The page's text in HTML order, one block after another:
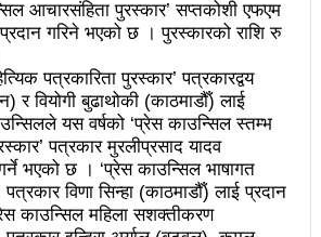
पद छाड्नुपर्ने नैतिक दबाबः समय बुझेर
म्यासेज
जमाना आजकाल
दशरथ चन्दको अनुरोध – प्रेमविनोद नन्दन
आचारसंहिता पुरस्कार’ सप्तकोशी एफएम
गरिने भएको छ । पुरस्कारको राशि रु
पत्रकारिता पुरस्कार’ पत्रकारद्वय
र वियोगी बुढाथोकी (काठमाडौँ) लाई
यस वर्षको ‘प्रेस काउन्सिल स्तम्भ
पत्रकार मुरलीप्रसाद यादव
भएको छ । ‘प्रेस काउन्सिल भाषागत
पत्रकार विणा सिन्हा (काठमाडौँ) लाई प्रदान
काउन्सिल महिला सशक्तीकरण